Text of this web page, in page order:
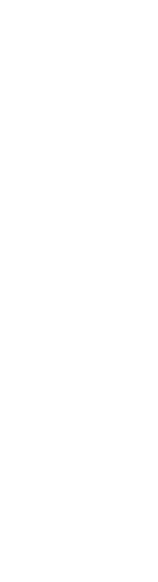
ていただ
ください。
器販売店・
お願いしま
ご登録され
共同利用者
ご了承くだ
フタル酸ジブチ
りません。
未対応品が
1月12日よ
等」とい
らの製造装
します。
ン制御